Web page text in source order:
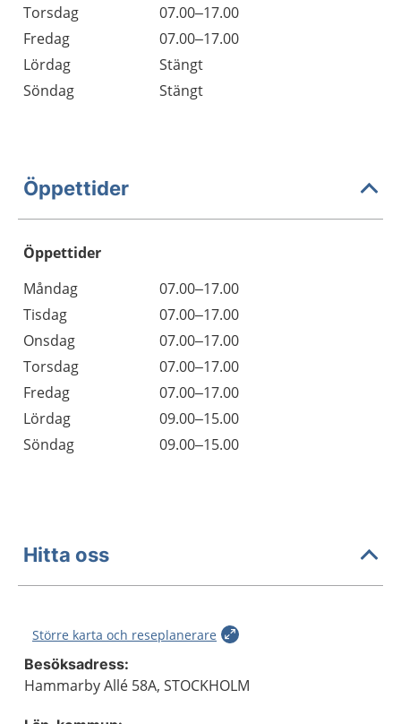
Torsdag
07.00–17.00
Fredag
07.00–17.00
Lördag
Stängt
Söndag
Stängt
Öppettider
Öppettider
Dag
Öppettider
Kommentarer
Måndag
07.00–17.00
Tisdag
07.00–17.00
Onsdag
07.00–17.00
Torsdag
07.00–17.00
Fredag
07.00–17.00
Lördag
09.00–15.00
Söndag
09.00–15.00
Hitta oss
Större karta och reseplanerare
Besöksadress:
Hammarby Allé 58A, STOCKHOLM